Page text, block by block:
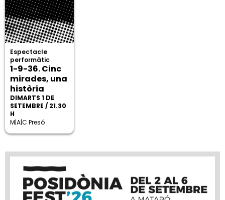
Espectacle
performàtic
1-9-36. Cinc
mirades, una
història
DIMARTS 1 DE
SETEMBRE / 21.30
H
M|A|C Presó